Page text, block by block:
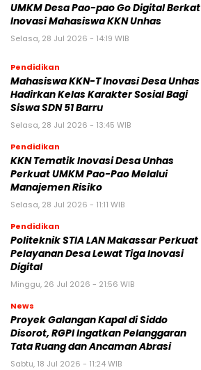
UMKM Desa Pao-pao Go Digital Berkat
Inovasi Mahasiswa KKN Unhas
Selasa, 28 Jul 2026 - 14:19 WIB
Pendidikan
Mahasiswa KKN-T Inovasi Desa Unhas
Hadirkan Kelas Karakter Sosial Bagi
Siswa SDN 51 Barru
Selasa, 28 Jul 2026 - 13:45 WIB
Pendidikan
KKN Tematik Inovasi Desa Unhas
Perkuat UMKM Pao-Pao Melalui
Manajemen Risiko
Selasa, 28 Jul 2026 - 11:11 WIB
Pendidikan
Politeknik STIA LAN Makassar Perkuat
Pelayanan Desa Lewat Tiga Inovasi
Digital
Minggu, 26 Jul 2026 - 21:56 WIB
News
Proyek Galangan Kapal di Siddo
Disorot, RGPI Ingatkan Pelanggaran
Tata Ruang dan Ancaman Abrasi
Sabtu, 18 Jul 2026 - 11:24 WIB